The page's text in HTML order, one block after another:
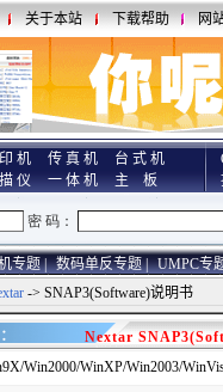
关于本站 下载帮助 网
机 传 真 机
台 式 机
仪
一 体 机 主 板
专题 | 数码单反专题 | UMPC专
-> SNAP3(Software)说明书
称∷ Nextar
Win2000/WinXP/Win2003/